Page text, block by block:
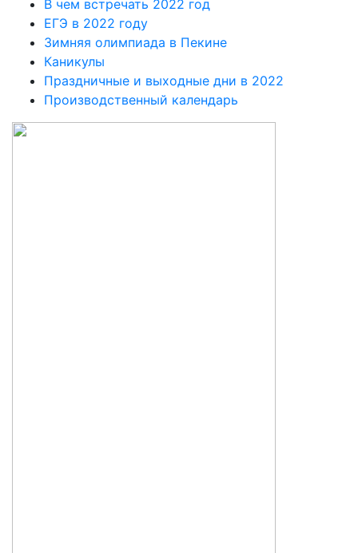
В чем встречать 2022 год
ЕГЭ в 2022 году
Зимняя олимпиада в Пекине
Каникулы
Праздничные и выходные дни в 2022
Производственный календарь